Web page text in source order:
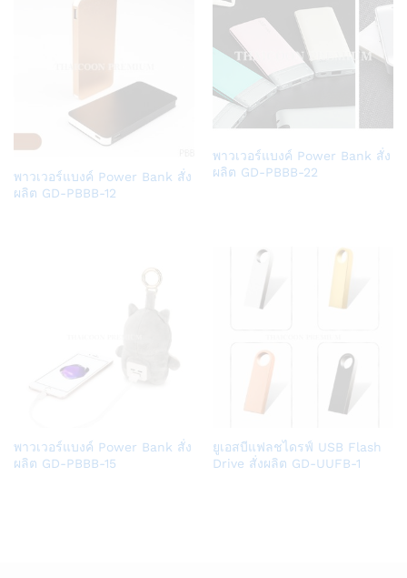
Add
to
พาวเวอร์แบงค์ Power Bank สั่ง
ผลิต GD-PBBB-12
Add
to
พาวเวอร์แบงค์ Power Bank สั่ง
ผลิต GD-PBBB-22
Add
to
พาวเวอร์แบงค์ Power Bank สั่ง
ผลิต GD-PBBB-15
Add
to
ยูเอสบีแฟลชไดรฟ์ USB Flash
Drive สั่งผลิต GD-UUFB-1